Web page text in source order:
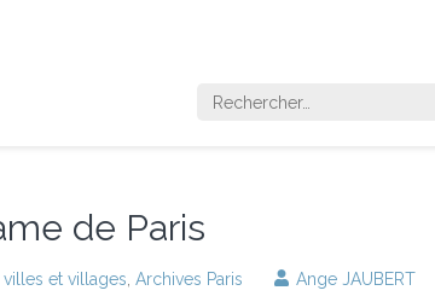
de Paris
et villages Archives Paris Ange JAUBERT